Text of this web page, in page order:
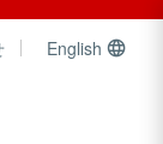
English